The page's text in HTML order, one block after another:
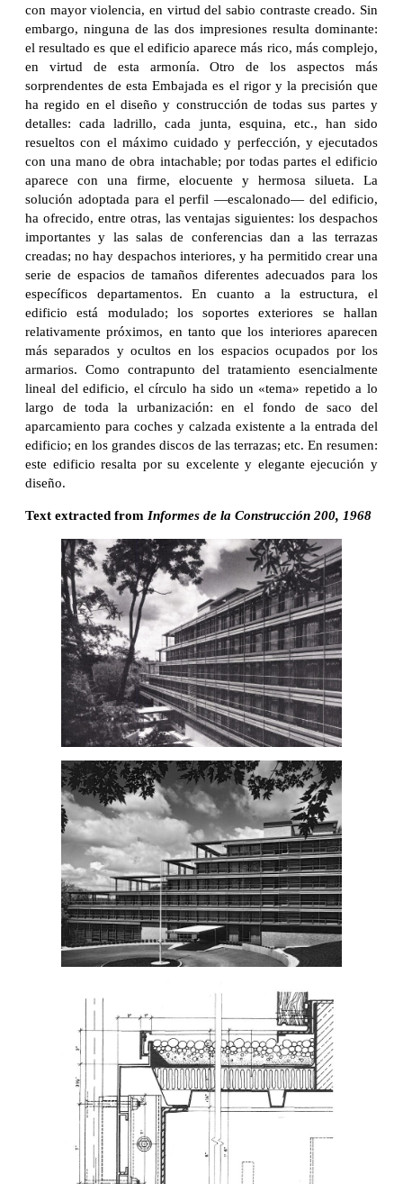
con mayor violencia, en virtud del sabio contraste creado. Sin
embargo, ninguna de las dos impresiones resulta dominante:
el resultado es que el edificio aparece más rico, más complejo,
en virtud de esta armonía. Otro de los aspectos más
sorprendentes de esta Embajada es el rigor y la precisión que
ha regido en el diseño y construcción de todas sus partes y
detalles: cada ladrillo, cada junta, esquina, etc., han sido
resueltos con el máximo cuidado y perfección, y ejecutados
con una mano de obra intachable; por todas partes el edificio
aparece con una firme, elocuente y hermosa silueta. La
solución adoptada para el perfil —escalonado— del edificio,
ha ofrecido, entre otras, las ventajas siguientes: los despachos
importantes y las salas de conferencias dan a las terrazas
creadas; no hay despachos interiores, y ha permitido crear una
serie de espacios de tamaños diferentes adecuados para los
específicos departamentos. En cuanto a la estructura, el
edificio está modulado; los soportes exteriores se hallan
relativamente próximos, en tanto que los interiores aparecen
más separados y ocultos en los espacios ocupados por los
armarios. Como contrapunto del tratamiento esencialmente
lineal del edificio, el círculo ha sido un «tema» repetido a lo
largo de toda la urbanización: en el fondo de saco del
aparcamiento para coches y calzada existente a la entrada del
edificio; en los grandes discos de las terrazas; etc. En resumen:
este edificio resalta por su excelente y elegante ejecución y
diseño.
Text extracted from Informes de la Construcción 200, 1968